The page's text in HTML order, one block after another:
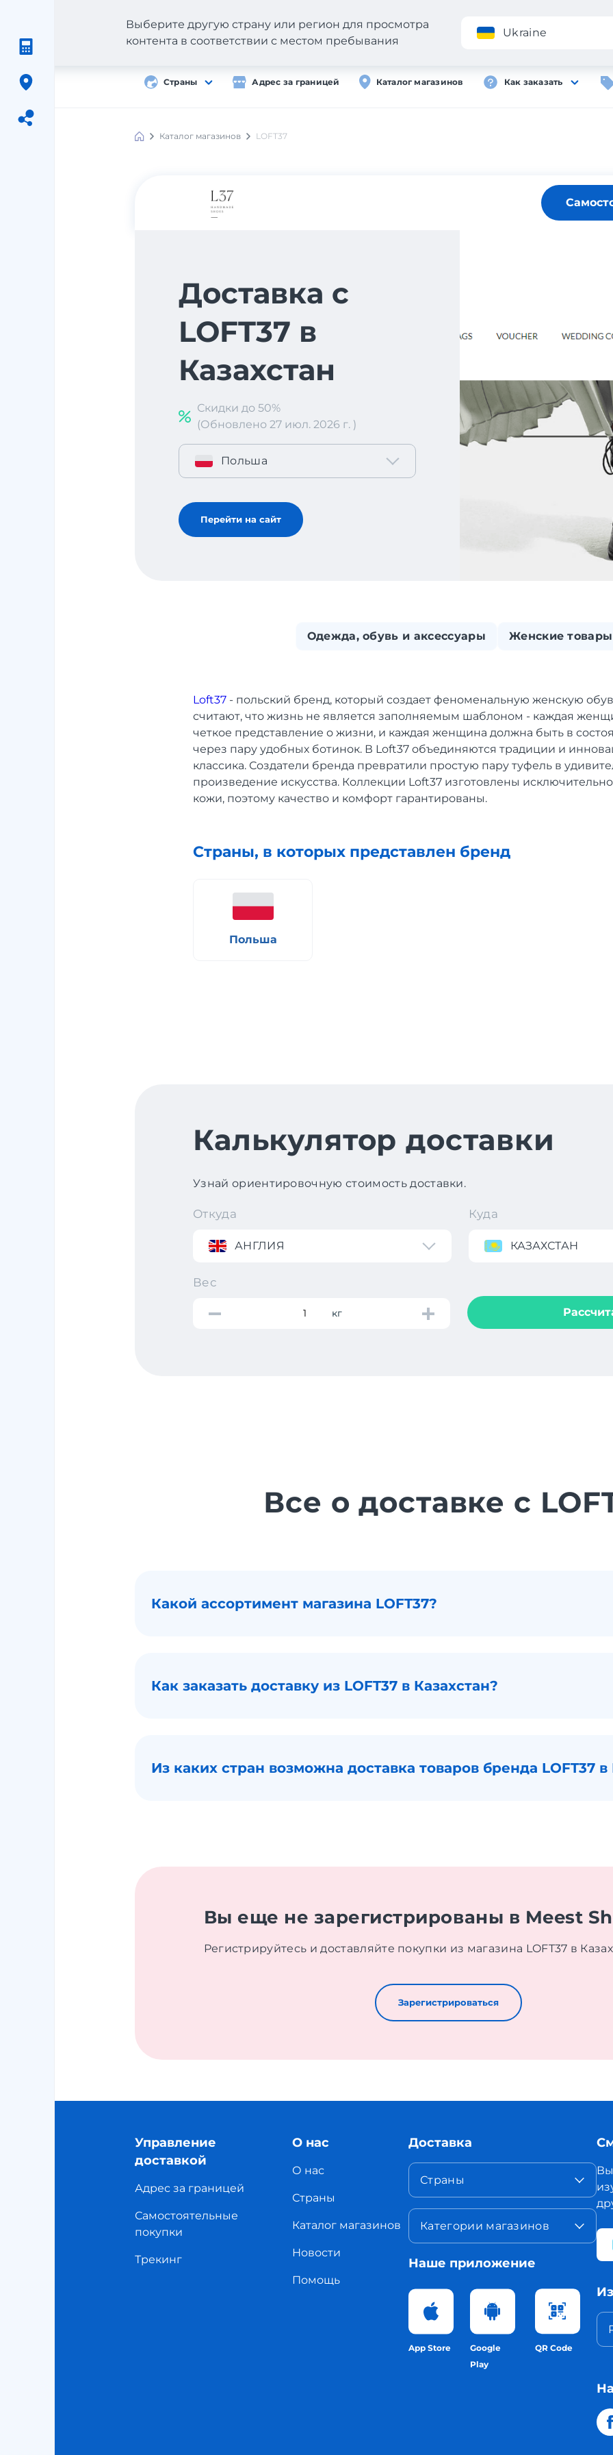
Страны Адрес за границей Каталог магазинов Как заказать
Выберите другую страну или регион для просмотра
контента в соответствии с местом пребывания
Ukraine
Meest
Каталог магазинов LOFT37
Доставка с
LOFT37 в
Казахстан
Скидки до 50%
(Обновлено 27 июл. 2026 г. )
Польша
Перейти на сайт
Одежда, обувь и аксессуары Женские товары
Loft37 - польский бренд, который создает феноменальную женскую
считают, что жизнь не является заполняемым шаблоном - каждая
четкое представление о жизни, и каждая женщина должна быть в
через пару удобных ботинок. В Loft37 объединяются традиции и
классика. Создатели бренда превратили простую пару туфель в
произведение искусства. Коллекции Loft37 изготовлены
кожи, поэтому качество и комфорт гарантированы.
Страны, в которых представлен бренд
Польша
Калькулятор доставки
Узнай ориентировочную стоимость доставки.
Откуда
АНГЛИЯ
Куда
КАЗАХСТАН
Вес
кг
Все о доставке с
Какой ассортимент магазина LOFT37?
Как заказать доставку из LOFT37 в Казахстан?
Из каких стран возможна доставка товаров бренда LOFT37 в
Вы еще не зарегистрированы в Meest
Регистрируйтесь и доставляйте покупки из магазина LOFT37 в
Зарегистрироваться
Управление
доставкой
Адрес за границей
Самостоятельные
покупки
Трекинг
О нас
О нас
Страны
Каталог магазинов
Новости
Помощь
Доставка
Страны
Категории магазинов
Наше приложение
App Store
Google
Play
QR Code